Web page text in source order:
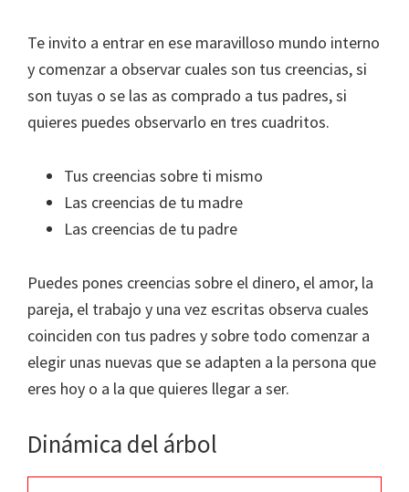
Te invito a entrar en ese maravilloso mundo interno
y comenzar a observar cuales son tus creencias, si
son tuyas o se las as comprado a tus padres, si
quieres puedes observarlo en tres cuadritos.
Tus creencias sobre ti mismo
Las creencias de tu madre
Las creencias de tu padre
Puedes pones creencias sobre el dinero, el amor, la
pareja, el trabajo y una vez escritas observa cuales
coinciden con tus padres y sobre todo comenzar a
elegir unas nuevas que se adapten a la persona que
eres hoy o a la que quieres llegar a ser.
Dinámica del árbol